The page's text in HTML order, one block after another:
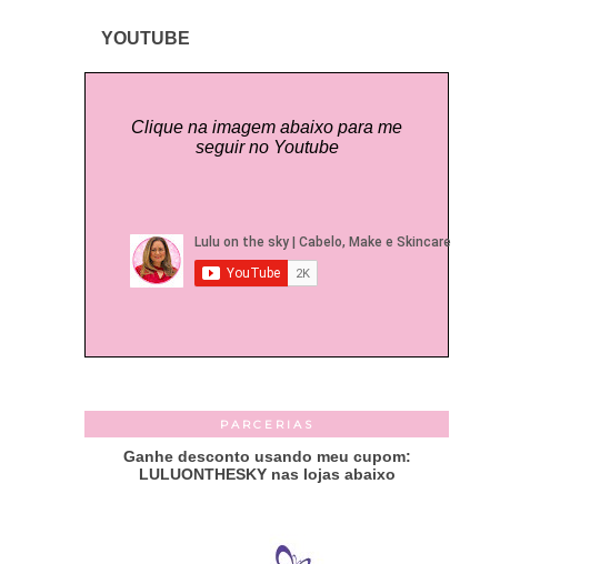
YOUTUBE
Clique na imagem abaixo para me
seguir no Youtube
PARCERIAS
Ganhe desconto usando meu cupom:
LULUONTHESKY nas lojas abaixo